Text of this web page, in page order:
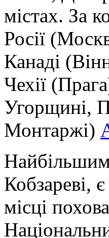
містах. За
Росії
Канаді
Чехії
Угорщині,
Монтаржі)
Кобзареві,
місці